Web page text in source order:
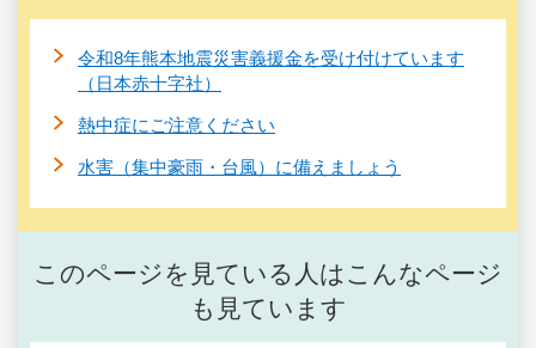
令和8年熊本地震災害義援金を受け付けています
（日本赤十字社）
熱中症にご注意ください
水害（集中豪雨・台風）に備えましょう
このページを見ている人はこんなページ
も見ています